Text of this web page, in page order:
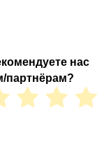
нас
партнёрам?